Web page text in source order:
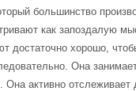
большинство
как запоздалую
достаточно хорошо,
Она
Она активно отслеживает